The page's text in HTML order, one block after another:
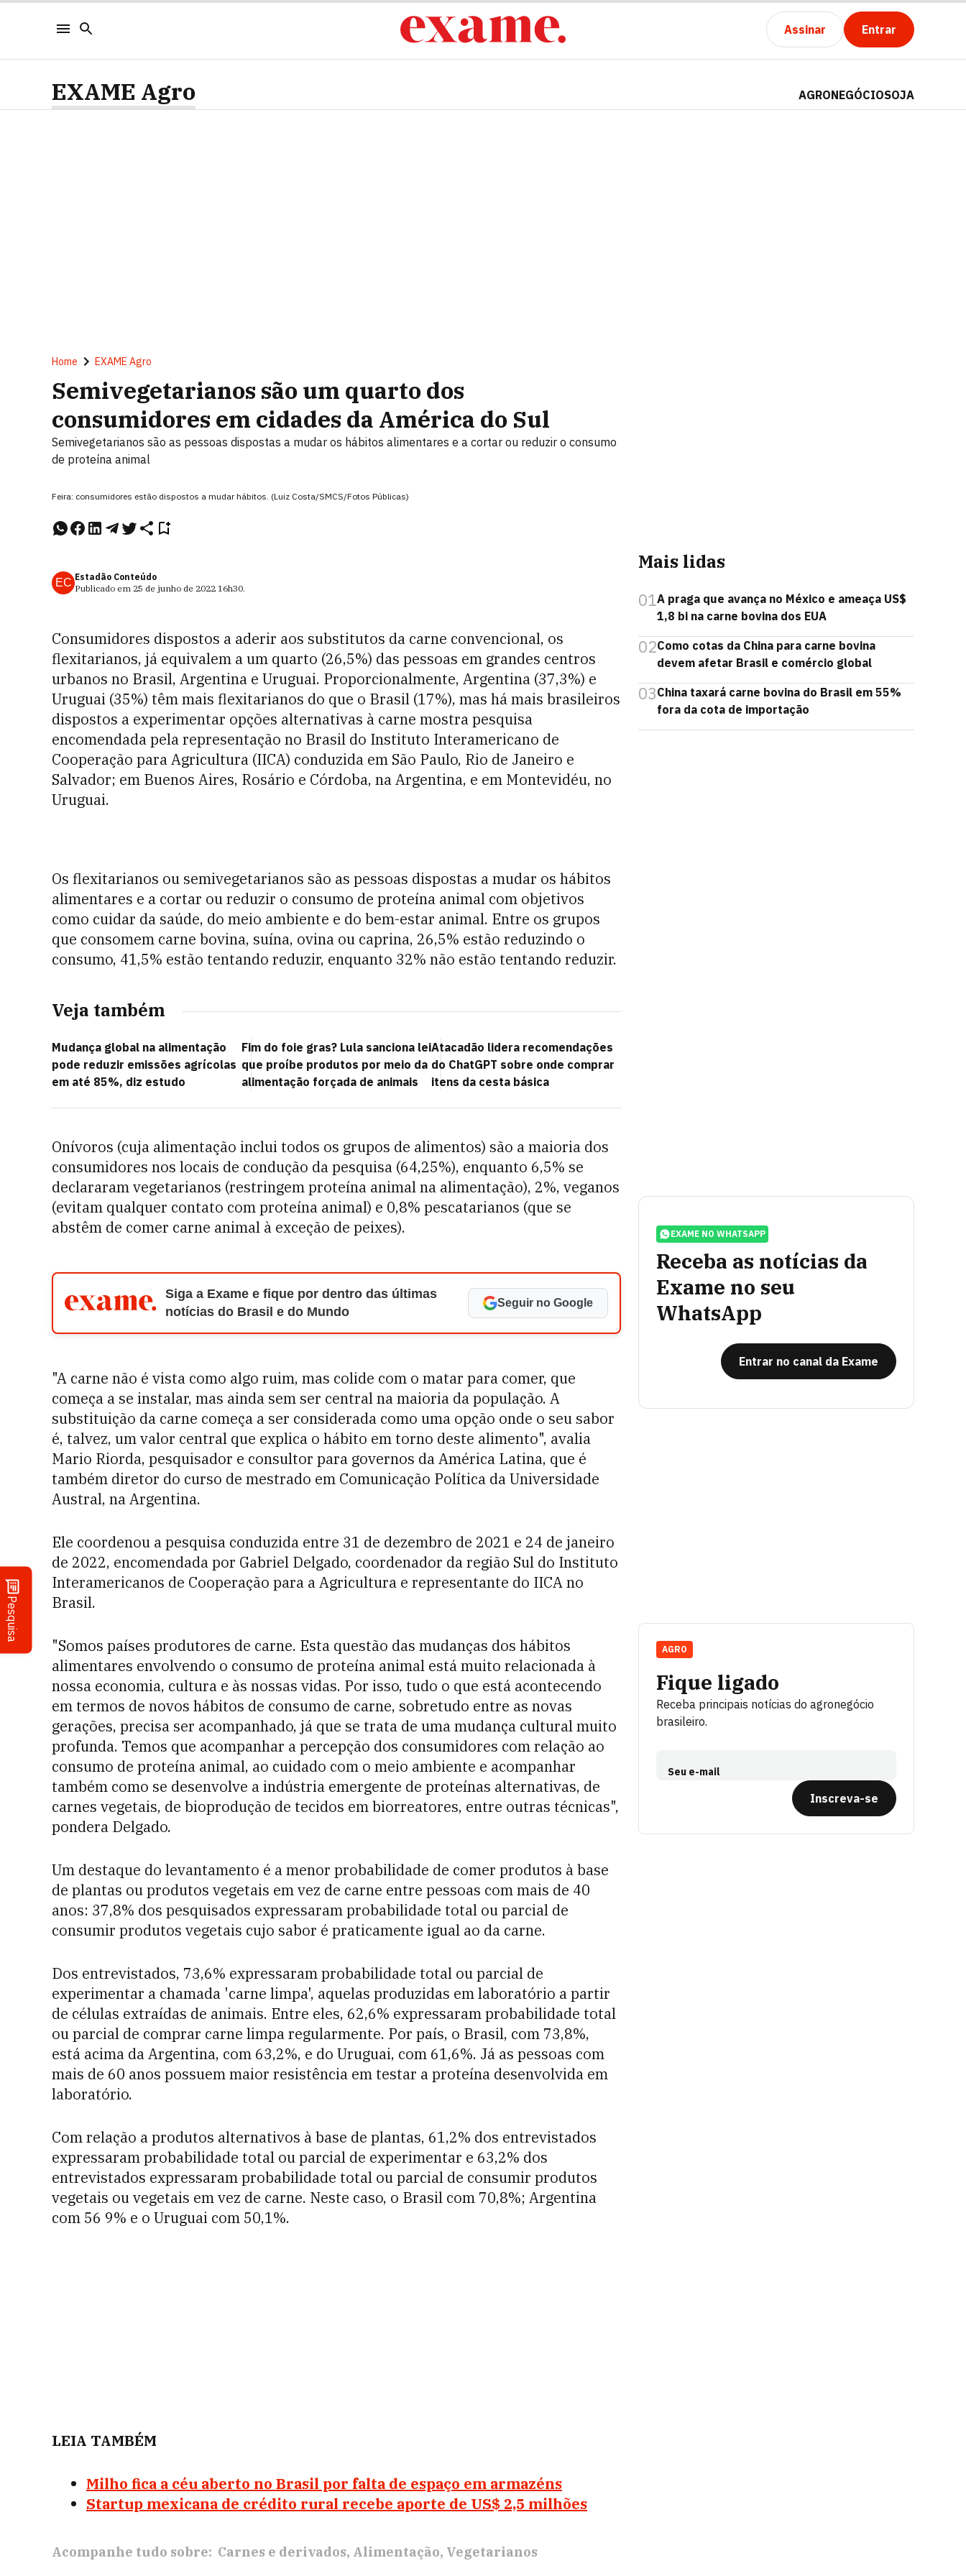
Assinar Entrar
Pesquisa
EXAME Agro AGRONEGÓCIOSOJA
Home EXAME Agro
Semivegetarianos são um quarto dos
consumidores em cidades da América do Sul
Semivegetarianos são as pessoas dispostas a mudar os hábitos alimentares e a cortar ou reduzir o consumo
de proteína animal
Feira: consumidores estão dispostos a mudar hábitos. (Luiz Costa/SMCS/Fotos Públicas)
EC Estadão Conteúdo
Publicado em 25 de junho de 2022 16h30.
Consumidores dispostos a aderir aos substitutos da carne convencional, os
flexitarianos, já equivalem a um quarto (26,5%) das pessoas em grandes centros
urbanos no Brasil, Argentina e Uruguai. Proporcionalmente, Argentina (37,3%) e
Uruguai (35%) têm mais flexitarianos do que o Brasil (17%), mas há mais brasileiros
dispostos a experimentar opções alternativas à carne mostra pesquisa
encomendada pela representação no Brasil do Instituto Interamericano de
Cooperação para Agricultura (IICA) conduzida em São Paulo, Rio de Janeiro e
Salvador; em Buenos Aires, Rosário e Córdoba, na Argentina, e em Montevidéu, no
Uruguai.
Os flexitarianos ou semivegetarianos são as pessoas dispostas a mudar os hábitos
alimentares e a cortar ou reduzir o consumo de proteína animal com objetivos
como cuidar da saúde, do meio ambiente e do bem-estar animal. Entre os grupos
que consomem carne bovina, suína, ovina ou caprina, 26,5% estão reduzindo o
consumo, 41,5% estão tentando reduzir, enquanto 32% não estão tentando reduzir.
Veja também
Mudança global na alimentação
pode reduzir emissões agrícolas
em até 85%, diz estudo
Fim do foie gras? Lula sanciona lei
que proíbe produtos por meio da
alimentação forçada de animais
Atacadão lidera recomendações
do ChatGPT sobre onde comprar
itens da cesta básica
Onívoros (cuja alimentação inclui todos os grupos de alimentos) são a maioria dos
consumidores nos locais de condução da pesquisa (64,25%), enquanto 6,5% se
declararam vegetarianos (restringem proteína animal na alimentação), 2%, veganos
(evitam qualquer contato com proteína animal) e 0,8% pescatarianos (que se
abstêm de comer carne animal à exceção de peixes).
Siga a Exame e fique por dentro das últimas
notícias do Brasil e do Mundo
Seguir no Google
"A carne não é vista como algo ruim, mas colide com o matar para comer, que
começa a se instalar, mas ainda sem ser central na maioria da população. A
substituição da carne começa a ser considerada como uma opção onde o seu sabor
é, talvez, um valor central que explica o hábito em torno deste alimento", avalia
Mario Riorda, pesquisador e consultor para governos da América Latina, que é
também diretor do curso de mestrado em Comunicação Política da Universidade
Austral, na Argentina.
Ele coordenou a pesquisa conduzida entre 31 de dezembro de 2021 e 24 de janeiro
de 2022, encomendada por Gabriel Delgado, coordenador da região Sul do Instituto
Interamericanos de Cooperação para a Agricultura e representante do IICA no
Brasil.
"Somos países produtores de carne. Esta questão das mudanças dos hábitos
alimentares envolvendo o consumo de proteína animal está muito relacionada à
nossa economia, cultura e às nossas vidas. Por isso, tudo o que está acontecendo
em termos de novos hábitos de consumo de carne, sobretudo entre as novas
gerações, precisa ser acompanhado, já que se trata de uma mudança cultural muito
profunda. Temos que acompanhar a percepção dos consumidores com relação ao
consumo de proteína animal, ao cuidado com o meio ambiente e acompanhar
também como se desenvolve a indústria emergente de proteínas alternativas, de
carnes vegetais, de bioprodução de tecidos em biorreatores, entre outras técnicas",
pondera Delgado.
Um destaque do levantamento é a menor probabilidade de comer produtos à base
de plantas ou produtos vegetais em vez de carne entre pessoas com mais de 40
anos: 37,8% dos pesquisados expressaram probabilidade total ou parcial de
consumir produtos vegetais cujo sabor é praticamente igual ao da carne.
Dos entrevistados, 73,6% expressaram probabilidade total ou parcial de
experimentar a chamada 'carne limpa', aquelas produzidas em laboratório a partir
de células extraídas de animais. Entre eles, 62,6% expressaram probabilidade total
ou parcial de comprar carne limpa regularmente. Por país, o Brasil, com 73,8%,
está acima da Argentina, com 63,2%, e do Uruguai, com 61,6%. Já as pessoas com
mais de 60 anos possuem maior resistência em testar a proteína desenvolvida em
laboratório.
Com relação a produtos alternativos à base de plantas, 61,2% dos entrevistados
expressaram probabilidade total ou parcial de experimentar e 63,2% dos
entrevistados expressaram probabilidade total ou parcial de consumir produtos
vegetais ou vegetais em vez de carne. Neste caso, o Brasil com 70,8%; Argentina
com 56 9% e o Uruguai com 50,1%.
LEIA TAMBÉM
Milho fica a céu aberto no Brasil por falta de espaço em armazéns
Startup mexicana de crédito rural recebe aporte de US$ 2,5 milhões
Acompanhe tudo sobre: Carnes e derivados Alimentação Vegetarianos
Mais lidas
01A praga que avança no México e ameaça US$
1,8 bi na carne bovina dos EUA
02Como cotas da China para carne bovina
devem afetar Brasil e comércio global
03China taxará carne bovina do Brasil em 55%
fora da cota de importação
EXAME NO WHATSAPP
Receba as notícias da
Exame no seu
WhatsApp
Entrar no canal da Exame
Fique ligado
Receba principais notícias do agronegócio
brasileiro.
Seu e-mail
Inscreva-se
AGRO